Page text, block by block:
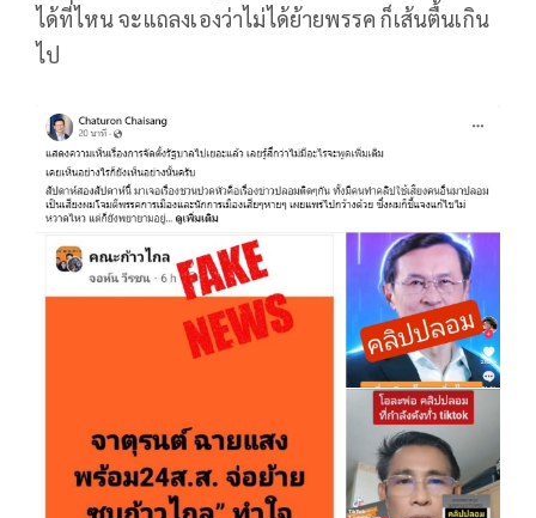
ได้ที่ไหน จะแถลงเองว่าไม่ได้ย้ายพรรค ก็เส้นตื้นเกิน
ไป